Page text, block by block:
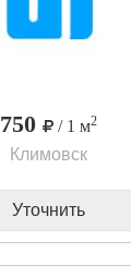
750 / 1 м2
Климовск
Уточнить